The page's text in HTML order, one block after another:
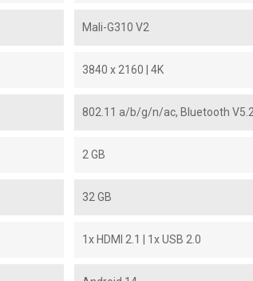
Mali-G310 V2
3840 x 2160 | 4K
802.11 a/b/g/n/ac, Bluetooth
2 GB
32 GB
1x HDMI 2.1 | 1x USB 2.0